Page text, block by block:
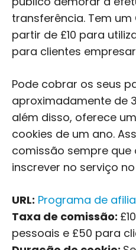
transferência. Tem um
partir de £10 para
para clientes
Pode cobrar os seus
aproximadamente de
além disso, oferece
cookies de um ano.
comissão sempre que
inscrever no serviço
URL: Programa de
Taxa de comissão:
pessoais e £50 para